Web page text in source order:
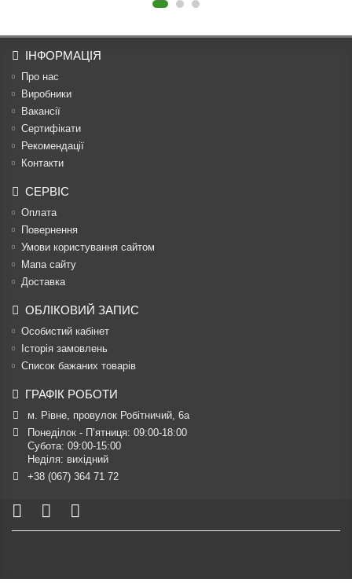
ІНФОРМАЦІЯ
Про нас
Виробники
Вакансії
Сертифікати
Рекомендації
Контакти
СЕРВІС
Оплата
Повернення
Умови користування сайтом
Мапа сайту
Доставка
ОБЛІКОВИЙ ЗАПИС
Особистий кабінет
Історія замовлень
Список бажаних товарів
ГРАФІК РОБОТИ
м. Рівне, провулок Робітничий, 6а
Понеділок - П’ятниця: 09:00-18:00
Субота: 09:00-15:00
Неділя: вихідний
+38 (067) 364 71 72